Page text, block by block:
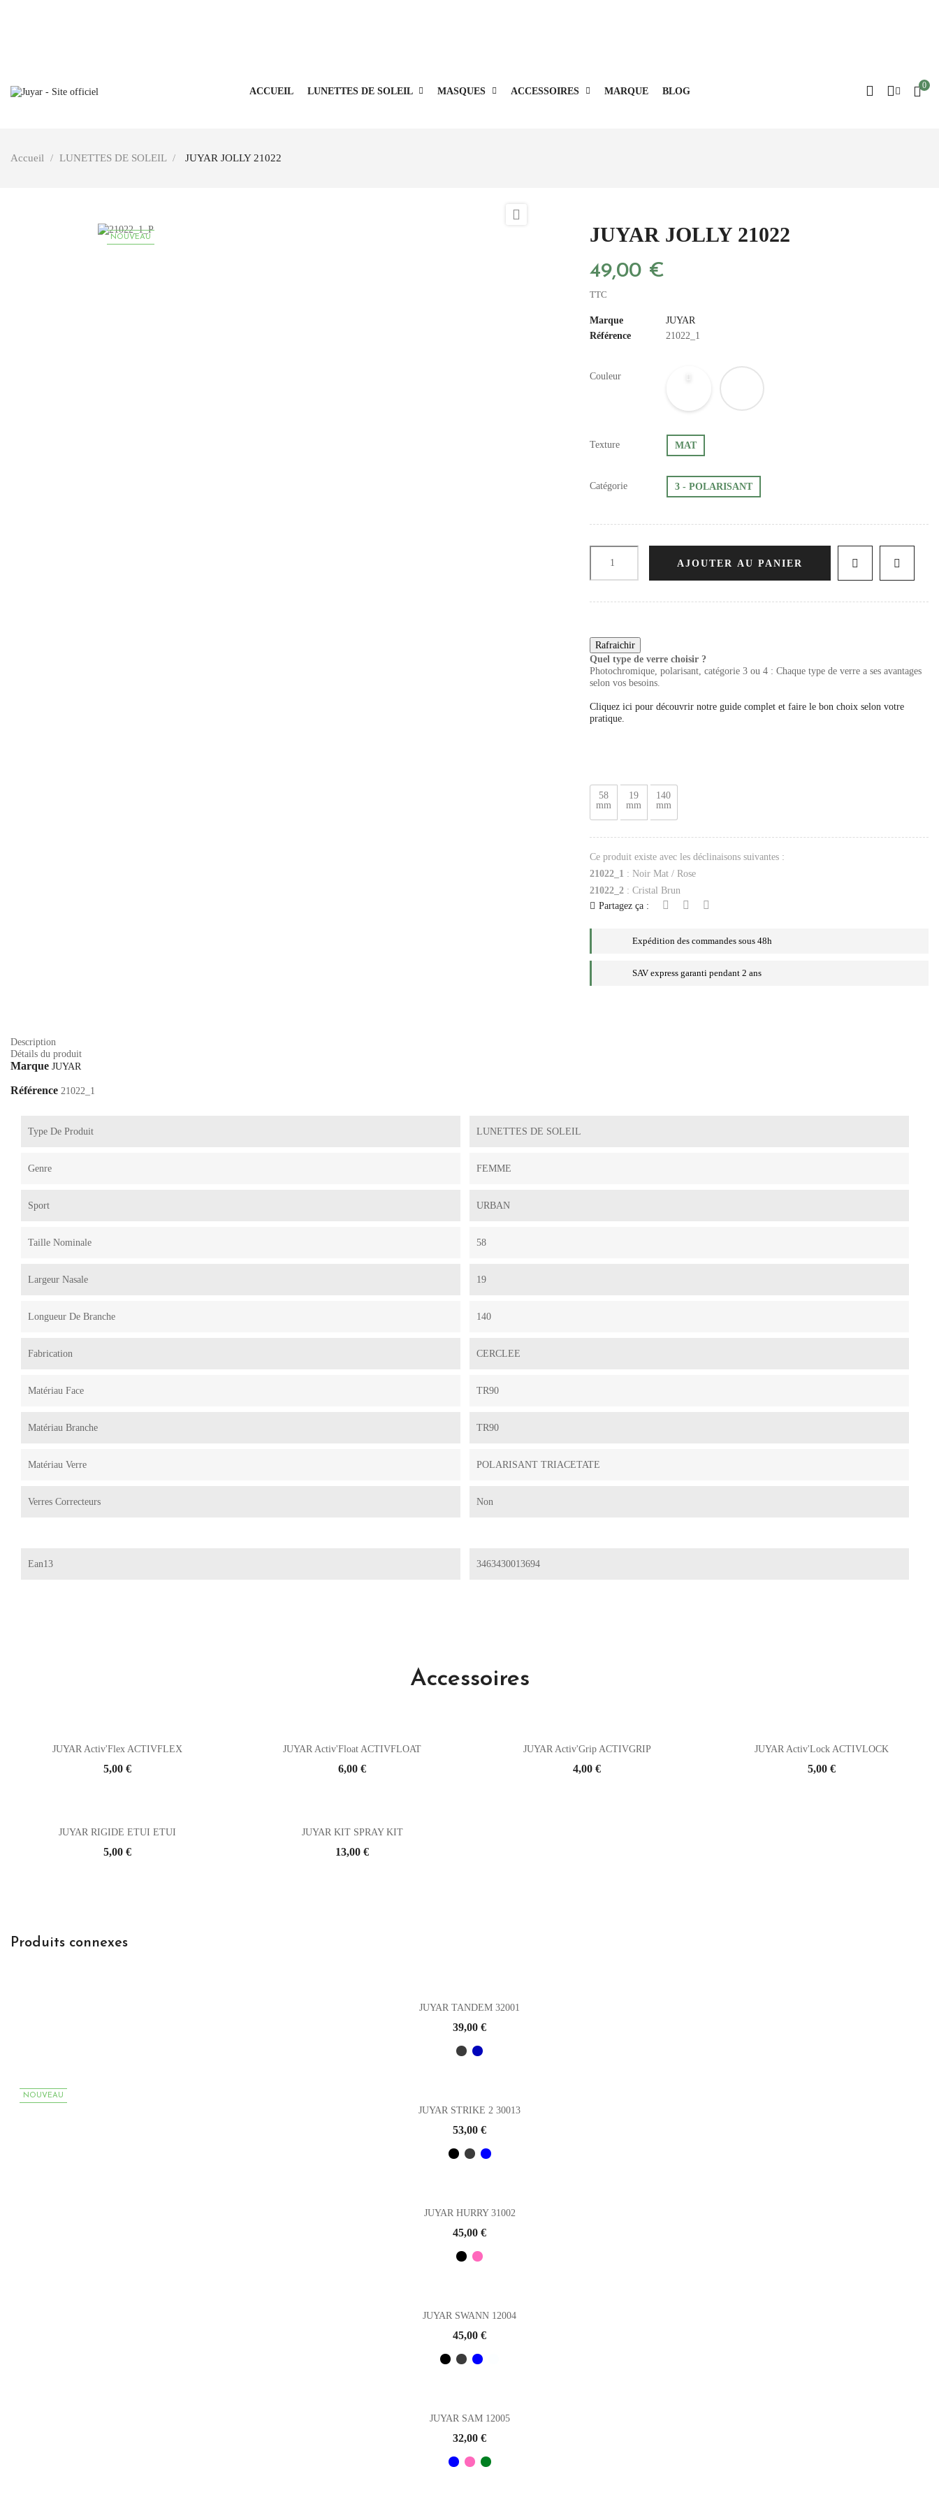
ACCUEIL LUNETTES DE SOLEIL MASQUES ACCESSOIRES MARQUE BLOG
0
Accueil LUNETTES DE SOLEIL JUYAR JOLLY 21022
NOUVEAU

JUYAR JOLLY 21022
49,00 €
TTC
Marque
JUYAR
Référence
21022_1
Couleur
Texture MAT
Catégorie 3 - POLARISANT
AJOUTER AU PANIER
Quel type de verre choisir ?
Photochromique, polarisant, catégorie 3 ou 4 : Chaque type de verre a ses avantages
selon vos besoins.
Cliquez ici pour découvrir notre guide complet et faire le bon choix selon votre
pratique.
58
mm
19
mm
140
mm
Ce produit existe avec les déclinaisons suivantes :
21022_1 : Noir Mat / Rose
21022_2 : Cristal Brun
Partagez ça :
Expédition des commandes sous 48h
SAV express garanti pendant 2 ans
Description
Détails du produit
Marque JUYAR
Référence 21022_1
Type De Produit LUNETTES DE SOLEIL
Genre FEMME
Sport URBAN
Taille Nominale 58
Largeur Nasale 19
Longueur De Branche 140
Fabrication CERCLEE
Matériau Face TR90
Matériau Branche TR90
Matériau Verre POLARISANT TRIACETATE
Verres Correcteurs Non
Ean13 3463430013694
Accessoires
JUYAR Activ'Flex ACTIVFLEX
Prix
5,00 €
JUYAR Activ'Float ACTIVFLOAT
Prix
6,00 €
JUYAR Activ'Grip ACTIVGRIP
Prix
4,00 €
JUYAR Activ'Lock ACTIVLOCK
Prix
5,00 €
JUYAR RIGIDE ETUI ETUI
Prix
5,00 €
JUYAR KIT SPRAY KIT
Prix
13,00 €
Produits connexes
JUYAR TANDEM 32001
Prix
39,00 €
NOUVEAU
JUYAR STRIKE 2 30013
Prix
53,00 €
JUYAR HURRY 31002
Prix
45,00 €
JUYAR SWANN 12004
Prix
45,00 €
JUYAR SAM 12005
Prix
32,00 €